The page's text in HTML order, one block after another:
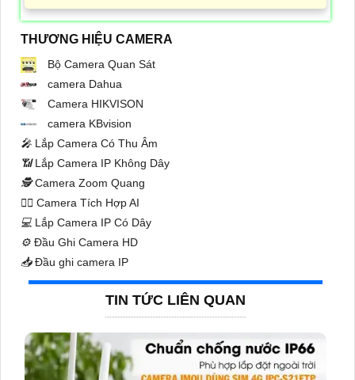
THƯƠNG HIỆU CAMERA
Bộ Camera Quan Sát
camera Dahua
Camera HIKVISON
camera KBvision
️🎤️ Lắp Camera Có Thu Âm
📶Lắp Camera IP Không Dây
🕵️Camera Zoom Quang
🧛‍♀️ Camera Tích Hợp AI
💻 Lắp Camera IP Có Dây
⚙️ Đầu Ghi Camera HD
📥Đầu ghi camera IP
TIN TỨC LIÊN QUAN